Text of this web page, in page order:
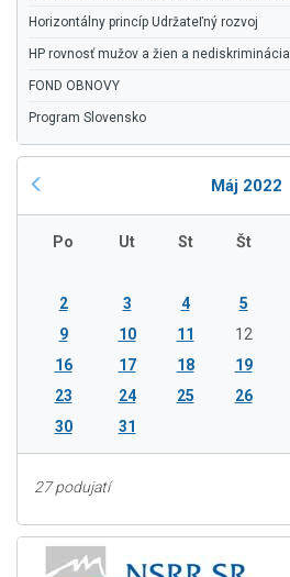
Horizontálny princíp Udržateľný rozvoj
HP rovnosť mužov a žien a nediskriminácia
FOND OBNOVY
Program Slovensko
Máj 2022
Po Ut St Št
2
3 4 5
9
10 11 12
16
17 18 19
23
24 25 26
30
31
27 podujatí